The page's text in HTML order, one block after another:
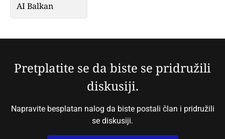
AI Balkan
Pretplatite se da biste se pridružili
diskusiji.
Napravite besplatan nalog da biste postali član i pridružili
se diskusiji.